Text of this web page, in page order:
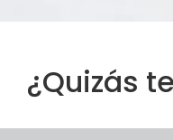
¿Quizás